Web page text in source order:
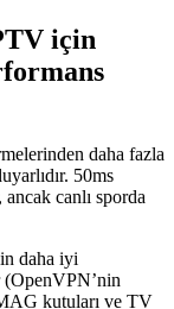
için
daha fazla
50ms
canlı sporda
daha iyi
(OpenVPN’nin
kutuları ve TV